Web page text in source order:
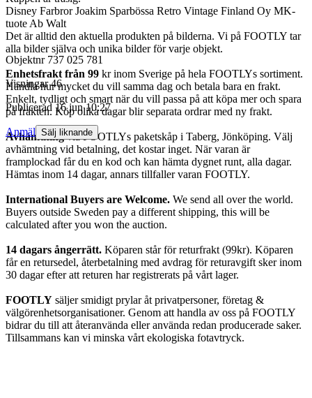
Disney Farbror Joakim Sparbössa Retro Vintage Finland Oy MK-
tuote Ab Walt
Det är alltid den aktuella produkten på bilderna. Vi på FOOTLY tar
alla bilder själva och unika bilder för varje objekt.
Enhetsfrakt från 99 kr inom Sverige på hela FOOTLYs sortiment.
Handla hur mycket du vill samma dag och betala bara en frakt.
Enkelt, tydligt och smart när du vill passa på att köpa mer och spara
på frakten. Köp olika dagar blir separata ordrar med ny frakt.
Avhämtningvia FOOTLYs paketskåp i Taberg, Jönköping. Välj
avhämtning vid betalning, det kostar inget. När varan är
framplockad får du en kod och kan hämta dygnet runt, alla dagar.
Hämtas inom 14 dagar, annars tillfaller varan FOOTLY.
International Buyers are Welcome. We send all over the world.
Buyers outside Sweden pay a different shipping, this will be
calculated after you won the auction.
14 dagars ångerrätt. Köparen står för returfrakt (99kr). Köparen
får en retursedel, återbetalning med avdrag för returavgift sker inom
30 dagar efter att returen har registrerats på vårt lager.
FOOTLY säljer smidigt prylar åt privatpersoner, företag &
välgörenhetsorganisationer. Genom att handla av oss på FOOTLY
bidrar du till att återanvända eller använda redan producerade saker.
Tillsammans kan vi minska vårt ekologiska fotavtryck.
Objektnr 737 025 781
Visningar 46
Publicerad 16 jun 10:27
Anmäl Sälj liknande